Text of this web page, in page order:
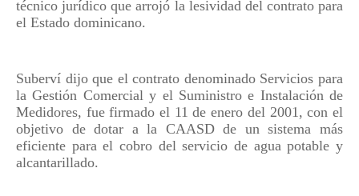
técnico jurídico que arrojó la lesividad del contrato para
el Estado dominicano.
Suberví dijo que el contrato denominado Servicios para
la Gestión Comercial y el Suministro e Instalación de
Medidores, fue firmado el 11 de enero del 2001, con el
objetivo de dotar a la CAASD de un sistema más
eficiente para el cobro del servicio de agua potable y
alcantarillado.